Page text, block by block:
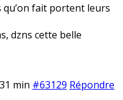
fait portent leurs
dzns cette belle
min #63129 Répondre